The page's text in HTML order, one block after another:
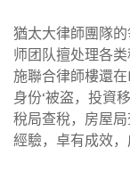
猶太大律師團隊
师团队擅处理各
施聯合律師樓還在
身份‘被盗，投資
稅局查稅，房屋
經驗，卓有成效，